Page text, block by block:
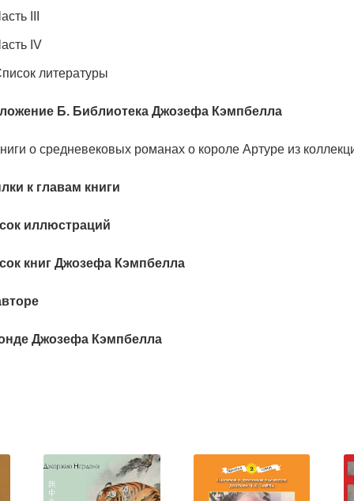
III
IV
литературы
Б. Библиотека Джозефа Кэмпбелла
о средневековых романах о короле Артуре из
к главам книги
иллюстраций
книг Джозефа Кэмпбелла
Джозефа Кэмпбелла